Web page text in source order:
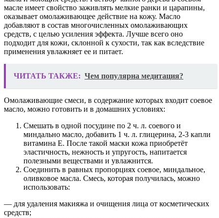
масле имеет свойство заживлять мелкие ранки и царапины,
оказывает омолаживающее действие на кожу. Масло
добавляют в состав многочисленных омолаживающих
средств, с целью усиления эффекта. Лучше всего оно
подходит для кожи, склонной к сухости, так как вследствие
применения увлажняет ее и питает.
ЧИТАТЬ ТАКЖЕ: Чем популярна медитация?
Омолаживающие смеси, в содержание которых входит соевое
масло, можно готовить и в домашних условиях:
Смешать в одной посудине по 2 ч. л. соевого и
миндально масло, добавить 1 ч. л. глицерина, 2-3 капли
витамина Е. После такой маски кожа приобретёт
эластичность, нежность и упругость, напитается
полезными веществами и увлажнится.
Соединить в равных пропорциях соевое, миндальное,
оливковое масла. Смесь, которая получилась, можно
использовать:
— для удаления макияжа и очищения лица от косметических
средств;